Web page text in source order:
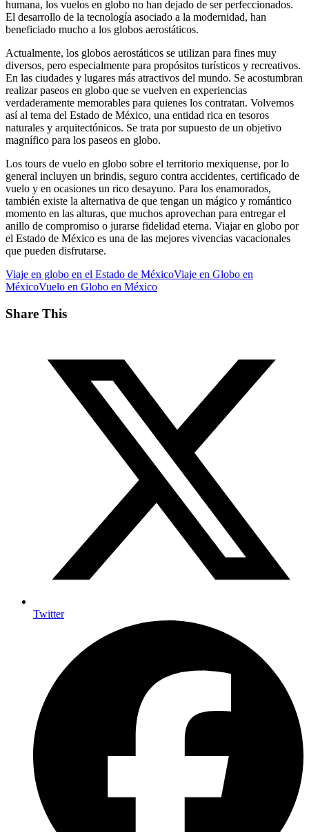
humana, los vuelos en globo no han dejado de ser perfeccionados.
El desarrollo de la tecnología asociado a la modernidad, han
beneficiado mucho a los globos aerostáticos.
Actualmente, los globos aerostáticos se utilizan para fines muy
diversos, pero especialmente para propósitos turísticos y recreativos.
En las ciudades y lugares más atractivos del mundo. Se acostumbran
realizar paseos en globo que se vuelven en experiencias
verdaderamente memorables para quienes los contratan. Volvemos
así al tema del Estado de México, una entidad rica en tesoros
naturales y arquitectónicos. Se trata por supuesto de un objetivo
magnífico para los paseos en globo.
Los tours de vuelo en globo sobre el territorio mexiquense, por lo
general incluyen un brindis, seguro contra accidentes, certificado de
vuelo y en ocasiones un rico desayuno. Para los enamorados,
también existe la alternativa de que tengan un mágico y romántico
momento en las alturas, que muchos aprovechan para entregar el
anillo de compromiso o jurarse fidelidad eterna. Viajar en globo por
el Estado de México es una de las mejores vivencias vacacionales
que pueden disfrutarse.
Viaje en globo en el Estado de MéxicoViaje en Globo en
MéxicoVuelo en Globo en México
Share This
Twitter